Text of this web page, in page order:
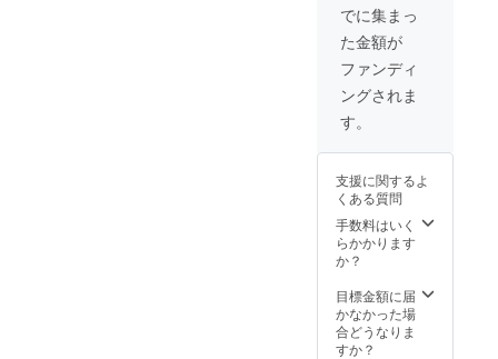
でに集まっ
た金額が
ファンディ
ングされま
す。
支援に関するよ
くある質問
手数料はいく
らかかります
か？
目標金額に届
かなかった場
合どうなりま
すか？